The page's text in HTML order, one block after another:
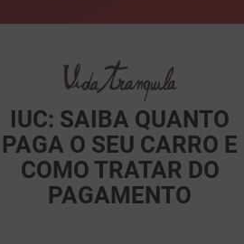
IUC: SAIBA QUANTO
PAGA O SEU CARRO E
COMO TRATAR DO
PAGAMENTO